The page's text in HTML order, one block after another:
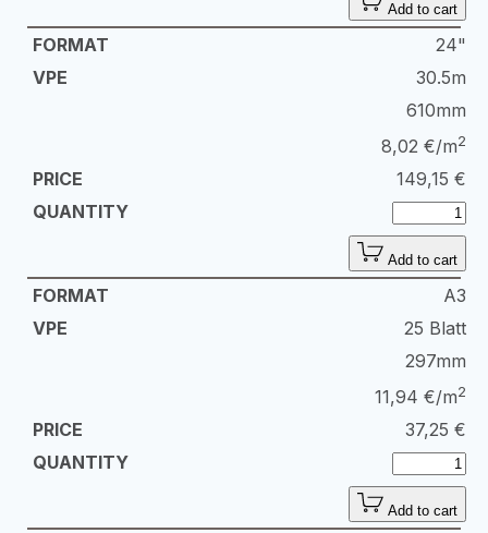
Add to cart
24"
30.5m
610mm
8,02 €/m2
149,15 €
Add to cart
A3
25 Blatt
297mm
11,94 €/m2
37,25 €
Add to cart